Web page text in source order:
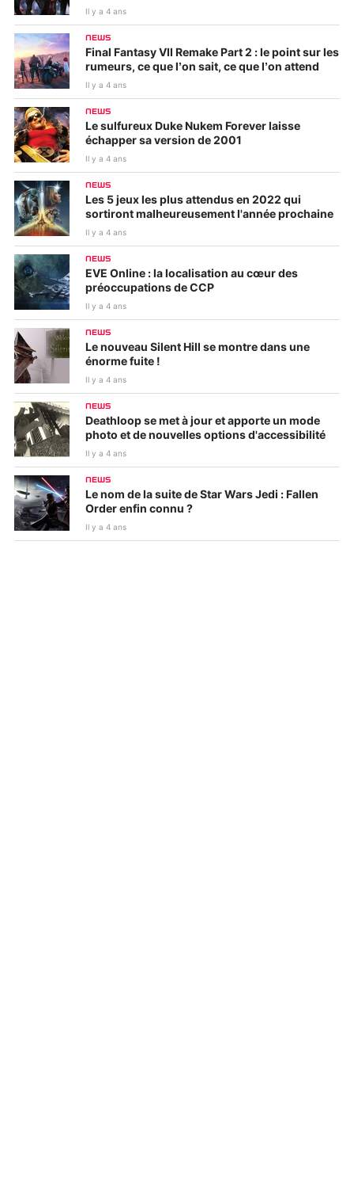
Il y a 4 ans
NEWS
Final Fantasy VII Remake Part 2 : le point sur les
rumeurs, ce que l’on sait, ce que l’on attend
Il y a 4 ans
NEWS
Le sulfureux Duke Nukem Forever laisse
échapper sa version de 2001
Il y a 4 ans
NEWS
Les 5 jeux les plus attendus en 2022 qui
sortiront malheureusement l'année prochaine
Il y a 4 ans
NEWS
EVE Online : la localisation au cœur des
préoccupations de CCP
Il y a 4 ans
NEWS
Le nouveau Silent Hill se montre dans une
énorme fuite !
Il y a 4 ans
NEWS
Deathloop se met à jour et apporte un mode
photo et de nouvelles options d'accessibilité
Il y a 4 ans
NEWS
Le nom de la suite de Star Wars Jedi : Fallen
Order enfin connu ?
Il y a 4 ans